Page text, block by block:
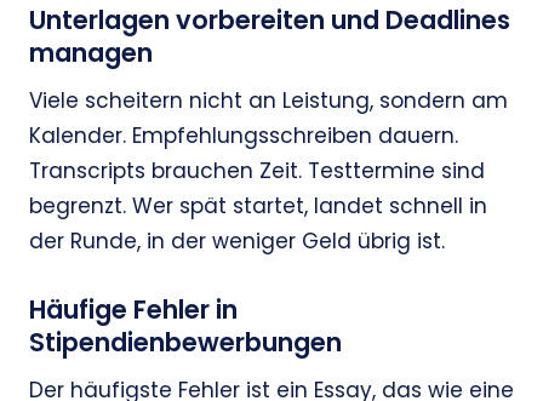
Unterlagen vorbereiten und Deadlines
managen
Viele scheitern nicht an Leistung, sondern am
Kalender. Empfehlungsschreiben dauern.
Transcripts brauchen Zeit. Testtermine sind
begrenzt. Wer spät startet, landet schnell in
der Runde, in der weniger Geld übrig ist.
Häufige Fehler in
Stipendienbewerbungen
Der häufigste Fehler ist ein Essay, das wie eine